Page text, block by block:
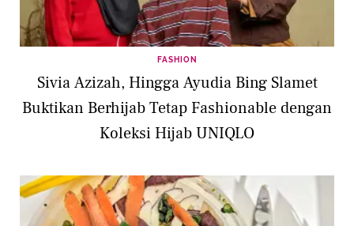
FASHION
Sivia Azizah, Hingga Ayudia Bing Slamet
Buktikan Berhijab Tetap Fashionable dengan
Koleksi Hijab UNIQLO